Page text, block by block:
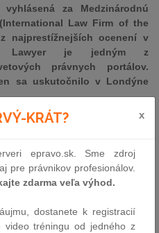
za Medzinárodnú
Law Firm of the
najprestížnejších ocenení v
Lawyer je jedným z
právnych portálov.
sa uskutočnilo v Londýne
zvíťazila vo veľmi silnej
ktorých vstúpila na trhy v
Guatemale, Paname a
prielomové inovatívne projekty
ktoré majú za cieľ premeniť
referenčná sieť Nextlaw Global
KRÁT? x
epravo.sk. Sme zdroj
pre právnikov profesionálov.
zdarma veľa výhod.
dostanete k registracií
video tréningu od jedného z